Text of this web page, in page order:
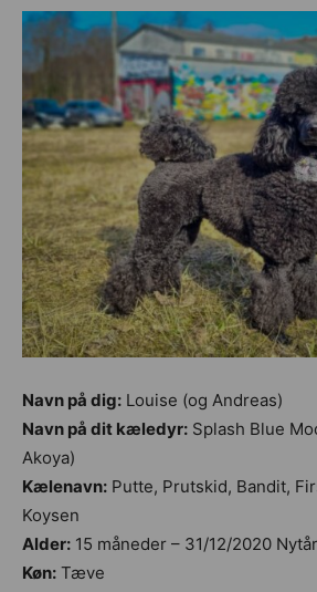
Navn på dig: Louise (og Andreas)
Navn på dit kæledyr: Splash Blue
Akoya)
Kælenavn: Putte, Prutskid, Bandit,
Koysen
Alder: 15 måneder – 31/12/2020
Køn: Tæve